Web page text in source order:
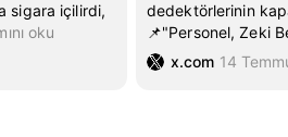
sigara içilirdi,
oku
dedektörlerinin
📌"Personel, Zeki
x.com 14